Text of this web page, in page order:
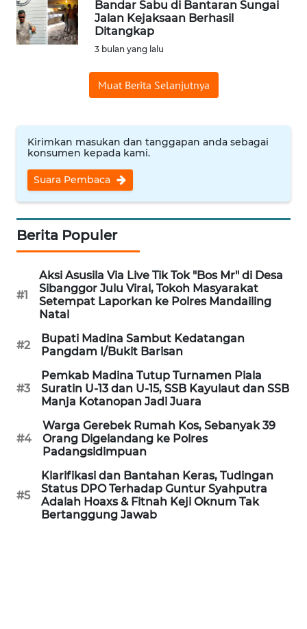
Bandar Sabu di Bantaran Sungai
Jalan Kejaksaan Berhasil
Ditangkap
3 bulan yang lalu
Muat Berita Selanjutnya
Kirimkan masukan dan tanggapan anda sebagai
konsumen kepada kami.
Suara Pembaca
Berita Populer
#1
Aksi Asusila Via Live Tik Tok "Bos Mr" di Desa
Sibanggor Julu Viral, Tokoh Masyarakat
Setempat Laporkan ke Polres Mandailing
Natal
#2
Bupati Madina Sambut Kedatangan
Pangdam I/Bukit Barisan
#3
Pemkab Madina Tutup Turnamen Piala
Suratin U-13 dan U-15, SSB Kayulaut dan SSB
Manja Kotanopan Jadi Juara
#4
Warga Gerebek Rumah Kos, Sebanyak 39
Orang Digelandang ke Polres
Padangsidimpuan
#5
Klarifikasi dan Bantahan Keras, Tudingan
Status DPO Terhadap Guntur Syahputra
Adalah Hoaxs & Fitnah Keji Oknum Tak
Bertanggung Jawab
CIREBON
WN
WN
MAJALENGKA
WN
PURWAKARTA
WN
TIMUR
SEMARANG
SOLO
WN